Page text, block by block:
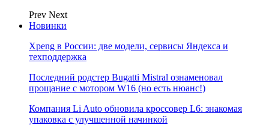
Prev Next
Новинки
Xpeng в России: две модели, сервисы Яндекса и
техподдержка
Последний родстер Bugatti Mistral ознаменовал
прощание с мотором W16 (но есть нюанс!)
Компания Li Auto обновила кроссовер L6: знакомая
упаковка с улучшенной начинкой